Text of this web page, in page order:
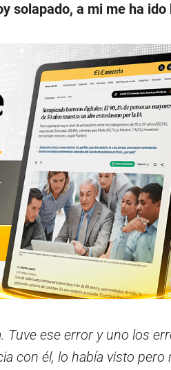
solapado, a mi me ha
Tuve ese error y uno los
con él, lo había visto pero